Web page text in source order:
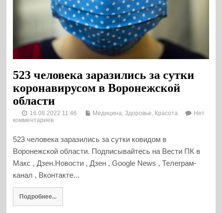
523 человека заразились за сутки
коронавирусом в Воронежской
области
16.08.2022 11:46 Медицина, Здоровье, Красота
Нет
комментариев
523 человека заразились за сутки ковидом в
Воронежской области. Подписывайтесь на Вести ПК в
Макс , Дзен.Новости , Дзен , Google News , Телеграм-
канал , Вконтакте...
Подробнее...